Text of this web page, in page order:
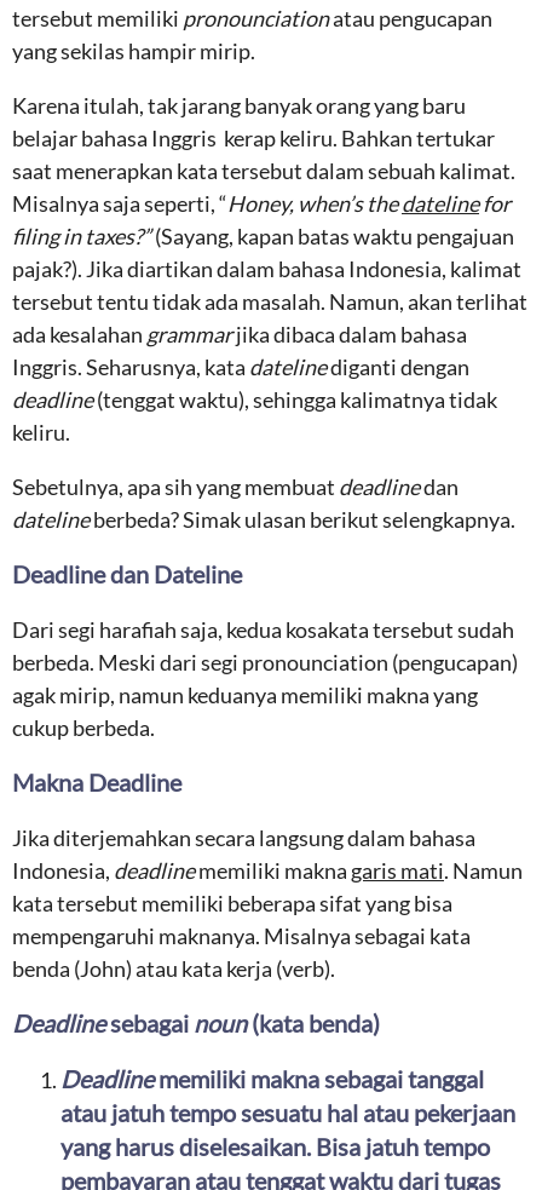
tersebut memiliki pronounciationatau pengucapan
yang sekilas hampir mirip.
Karena itulah, tak jarang banyak orang yang baru
belajar bahasa Inggris kerap keliru. Bahkan tertukar
saat menerapkan kata tersebut dalam sebuah kalimat.
Misalnya saja seperti, “Honey, when’s thedatelinefor
filing in taxes?”(Sayang, kapan batas waktu pengajuan
pajak?). Jika diartikan dalam bahasa Indonesia, kalimat
tersebut tentu tidak ada masalah. Namun, akan terlihat
ada kesalahan grammarjika dibaca dalam bahasa
Inggris. Seharusnya, kata datelinediganti dengan
deadline(tenggat waktu), sehingga kalimatnya tidak
keliru.
Sebetulnya, apa sih yang membuat deadlinedan
datelineberbeda? Simak ulasan berikut selengkapnya.
Deadline dan Dateline
Dari segi harafiah saja, kedua kosakata tersebut sudah
berbeda. Meski dari segi pronounciation (pengucapan)
agak mirip, namun keduanya memiliki makna yang
cukup berbeda.
Makna Deadline
Jika diterjemahkan secara langsung dalam bahasa
Indonesia, deadlinememiliki makna garis mati. Namun
kata tersebut memiliki beberapa sifat yang bisa
mempengaruhi maknanya. Misalnya sebagai kata
benda (John) atau kata kerja (verb).
Deadlinesebagai noun(kata benda)
Deadlinememiliki makna sebagai tanggal
atau jatuh tempo sesuatu hal atau pekerjaan
yang harus diselesaikan. Bisa jatuh tempo
pembayaran atau tenggat waktu dari tugas